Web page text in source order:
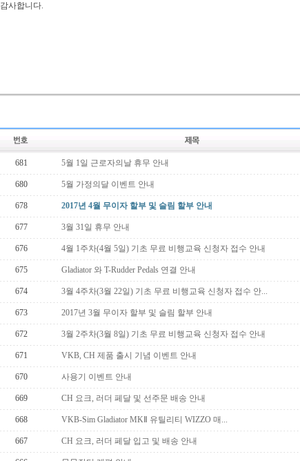
감사합니다.
681 5월 1일 근로자의날 휴무 안내
680 5월 가정의달 이벤트 안내
678 2017년 4월 무이자 할부 및 슬림 할부 안내
677 3월 31일 휴무 안내
676 4월 1주차(4월 5일) 기초 무료 비행교육 신청자 접수 안내
675 Gladiator 와 T-Rudder Pedals 연결 안내
674 3월 4주차(3월 22일) 기초 무료 비행교육 신청자 접수 안...
673 2017년 3월 무이자 할부 및 슬림 할부 안내
672 3월 2주차(3월 8일) 기초 무료 비행교육 신청자 접수 안내
671 VKB, CH 제품 출시 기념 이벤트 안내
670 사용기 이벤트 안내
669 CH 요크, 러더 페달 및 선주문 배송 안내
668 VKB-Sim Gladiator MKⅡ 유틸리티 WIZZO 매...
667 CH 요크, 러더 페달 입고 및 배송 안내